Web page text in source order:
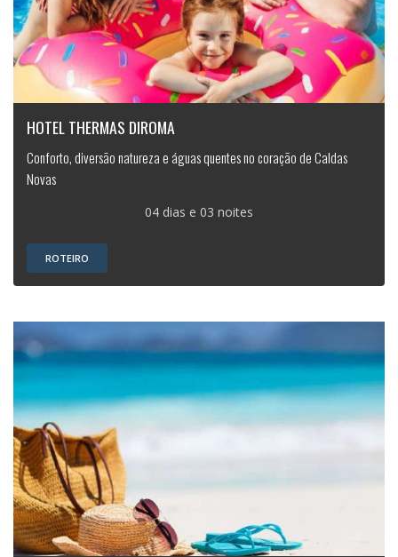
HOTEL THERMAS DIROMA
Conforto, diversão natureza e águas quentes no coração de Caldas
Novas
04 dias e 03 noites
ROTEIRO